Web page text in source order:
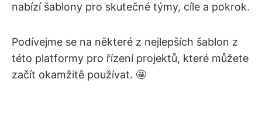
nabízí šablony pro skutečné týmy, cíle a pokrok.
Podívejme se na některé z nejlepších šablon z
této platformy pro řízení projektů, které můžete
začít okamžitě používat. 🤩